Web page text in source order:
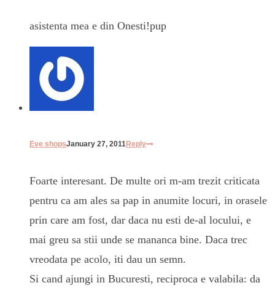
asistenta mea e din Onesti!pup
Eve shopsJanuary 27, 2011Reply
Foarte interesant. De multe ori m-am trezit criticata
pentru ca am ales sa pap in anumite locuri, in orasele
prin care am fost, dar daca nu esti de-al locului, e
mai greu sa stii unde se mananca bine. Daca trec
vreodata pe acolo, iti dau un semn.
Si cand ajungi in Bucuresti, reciproca e valabila: da